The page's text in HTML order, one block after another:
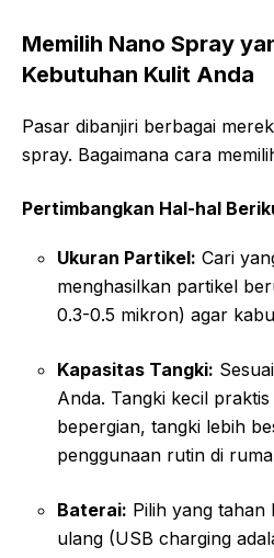
Memilih Nano Spray
Kebutuhan Kulit Anda
Pasar dibanjiri berbagai
spray. Bagaimana cara
Pertimbangkan Hal-hal
Ukuran Partikel: Cari
menghasilkan partikel
0.3-0.5 mikron) agar
Kapasitas Tangki:
Anda. Tangki kecil
bepergian, tangki lebih
penggunaan rutin di
Baterai: Pilih yang tahan
ulang (USB charging